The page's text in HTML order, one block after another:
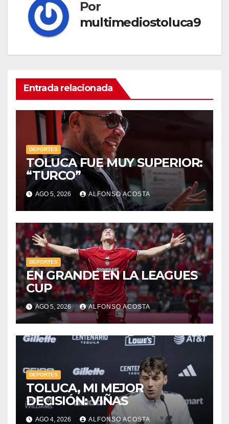
Por
multimediostoluca9
Entrada relacionada
DEPORTES
TOLUCA FUE MUY SUPERIOR:
“TURCO”
AGO 5, 2026 ALFONSO ACOSTA
DEPORTES
EN GRANDE EN LA LEAGUES
CUP
AGO 5, 2026 ALFONSO ACOSTA
DEPORTES
TOLUCA, MI MEJOR
DECISIÓN: VIÑAS
AGO 4, 2026 ALFONSO ACOSTA